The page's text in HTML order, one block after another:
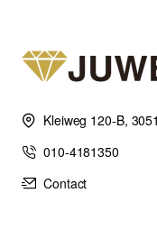
Kleiweg 120-B,
010-4181350
Contact